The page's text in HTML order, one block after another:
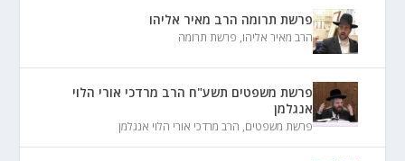
פרשת תרומה הרב מאיר אליהו
הרב מאיר אליהו, פרשת תרומה
פרשת משפטים תשע"ח הרב מרדכי אורי הלוי
אנגלמן
פרשת משפטים, הרב מרדכי אורי הלוי אנגלמן